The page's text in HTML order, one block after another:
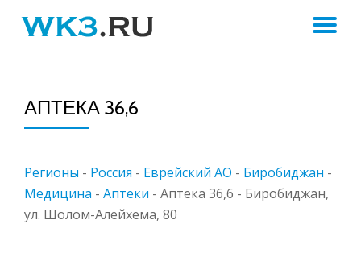
АПТЕКА 36,6
Регионы - Россия - Еврейский АО - Биробиджан -
Медицина - Аптеки - Аптека 36,6 - Биробиджан,
ул. Шолом-Алейхема, 80